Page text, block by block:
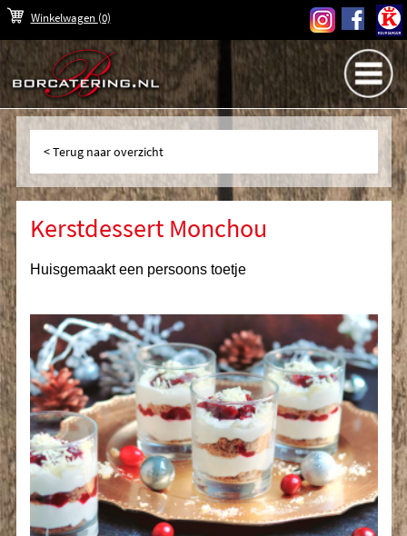
Winkelwagen (0)
Terug naar overzicht
Kerstdessert Monchou
Huisgemaakt een persoons toetje